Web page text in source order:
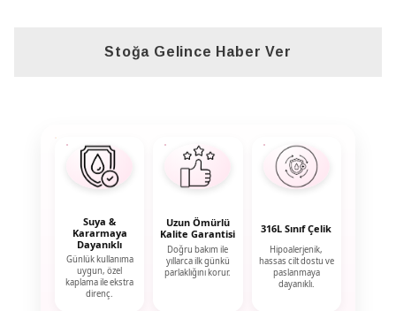
Stoğa Gelince Haber Ver
Suya &
Kararmaya
Dayanıklı
Günlük kullanıma
uygun, özel
kaplama ile ekstra
direnç.
Uzun Ömürlü
Kalite Garantisi
Doğru bakım ile
yıllarca ilk günkü
parlaklığını korur.
316L Sınıf Çelik
Hipoalerjenik,
hassas cilt dostu ve
paslanmaya
dayanıklı.